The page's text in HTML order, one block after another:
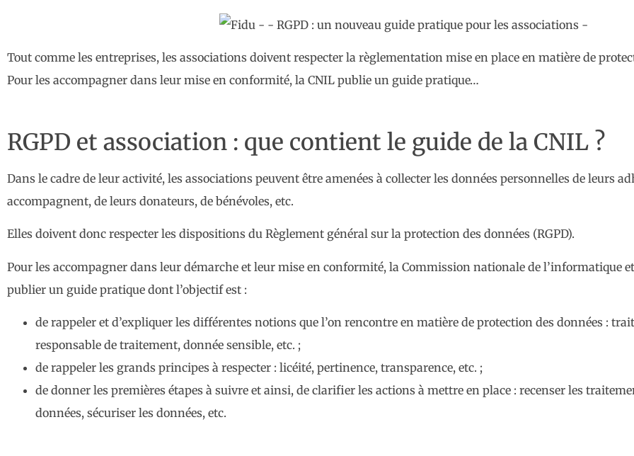
Tout comme les entreprises, les associations doivent respecter la règlementation mise en place en matière de
Pour les accompagner dans leur mise en conformité, la CNIL publie un guide pratique…
RGPD et association : que contient le guide de la CNIL ?
Dans le cadre de leur activité, les associations peuvent être amenées à collecter les données personnelles de leurs
accompagnent, de leurs donateurs, de bénévoles, etc.
Elles doivent donc respecter les dispositions du Règlement général sur la protection des données (RGPD).
Pour les accompagner dans leur démarche et leur mise en conformité, la Commission nationale de l’informatique
publier un guide pratique dont l’objectif est :
de rappeler et d’expliquer les différentes notions que l’on rencontre en matière de protection des données :
responsable de traitement, donnée sensible, etc. ;
de rappeler les grands principes à respecter : licéité, pertinence, transparence, etc. ;
de donner les premières étapes à suivre et ainsi, de clarifier les actions à mettre en place : recenser les
données, sécuriser les données, etc.